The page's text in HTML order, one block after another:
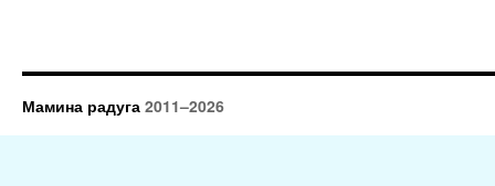
Мамина радуга 2011–2026